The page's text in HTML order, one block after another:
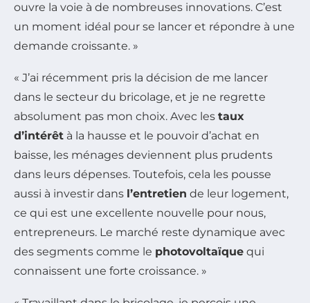
ouvre la voie à de nombreuses innovations. C’est
un moment idéal pour se lancer et répondre à une
demande croissante. »
« J’ai récemment pris la décision de me lancer
dans le secteur du bricolage, et je ne regrette
absolument pas mon choix. Avec les taux
d’intérêt à la hausse et le pouvoir d’achat en
baisse, les ménages deviennent plus prudents
dans leurs dépenses. Toutefois, cela les pousse
aussi à investir dans l’entretien de leur logement,
ce qui est une excellente nouvelle pour nous,
entrepreneurs. Le marché reste dynamique avec
des segments comme le photovoltaïque qui
connaissent une forte croissance. »